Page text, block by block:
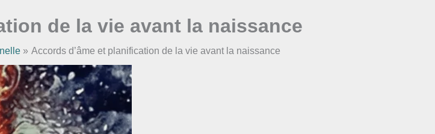
de la vie avant la naissance
Accords d’âme et planification de la vie avant la naissance